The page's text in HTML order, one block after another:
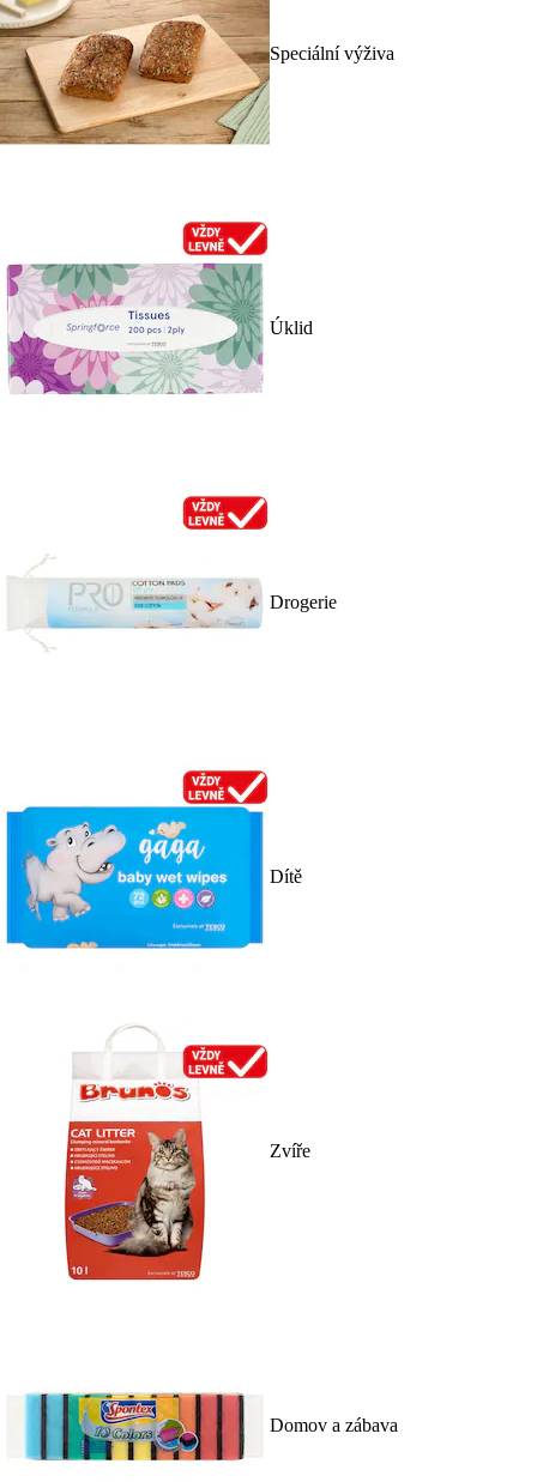
Speciální výživa
Úklid
Drogerie
Dítě
Zvíře
Domov a zábava